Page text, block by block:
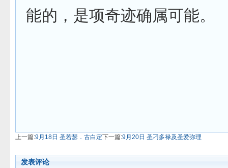
能的，是项奇迹确属可能。
上一篇:9月18日 圣若瑟．古白定下一篇:9月20日 圣刁多禄及圣爱弥理
发表评论